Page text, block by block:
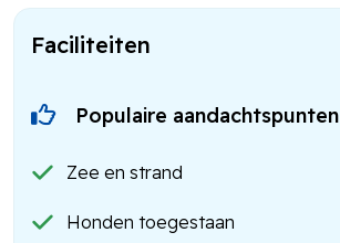
Faciliteiten
Populaire aandachtspunten
Zee en strand
Honden toegestaan